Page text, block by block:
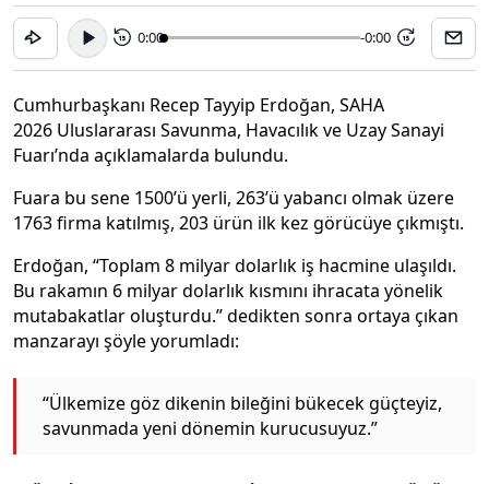
15 0:00 -0:00 15
Cumhurbaşkanı Recep Tayyip Erdoğan, SAHA
2026 Uluslararası Savunma, Havacılık ve Uzay Sanayi
Fuarı’nda açıklamalarda bulundu.
Fuara bu sene 1500’ü yerli, 263’ü yabancı olmak üzere
1763 firma katılmış, 203 ürün ilk kez görücüye çıkmıştı.
Erdoğan, “Toplam 8 milyar dolarlık iş hacmine ulaşıldı.
Bu rakamın 6 milyar dolarlık kısmını ihracata yönelik
mutabakatlar oluşturdu.” dedikten sonra ortaya çıkan
manzarayı şöyle yorumladı:
“Ülkemize göz dikenin bileğini bükecek güçteyiz,
savunmada yeni dönemin kurucusuyuz.”